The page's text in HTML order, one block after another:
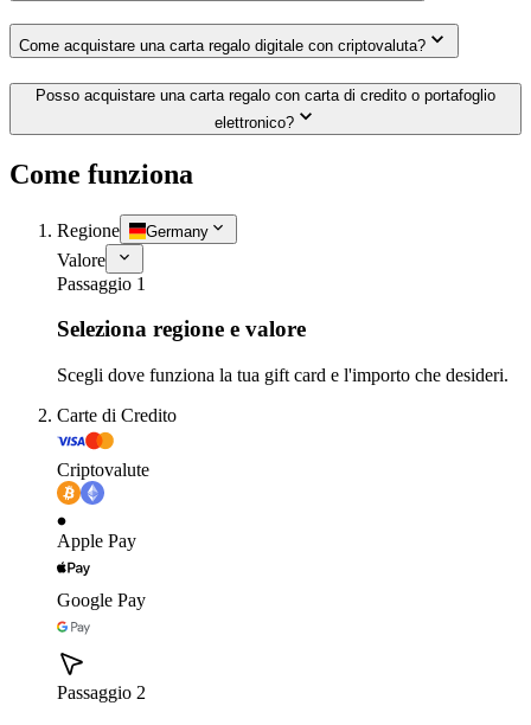
Come acquistare una carta regalo digitale con criptovaluta?
Posso acquistare una carta regalo con carta di credito o portafoglio
elettronico?
Come funziona
Regione Germany
Valore
Passaggio 1
Seleziona regione e valore
Scegli dove funziona la tua gift card e l'importo che desideri.
Carte di Credito
Criptovalute
Apple Pay
Google Pay
Passaggio 2